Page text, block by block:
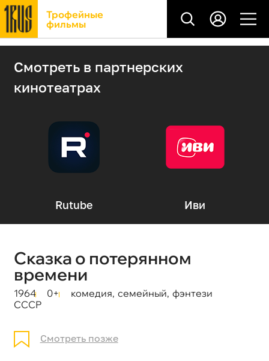
Трофейные
фильмы
Смотреть в партнерских
кинотеатрах
Rutube Иви
Сказка о потерянном
времени
1964 0+ комедия, семейный, фэнтези
СССР
Смотреть позже